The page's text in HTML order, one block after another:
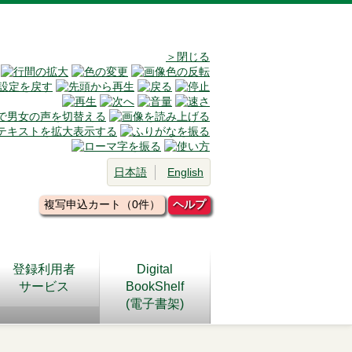
＞閉じる
日本語 English
複写申込カート（0件） ヘルプ
登録利用者
サービス
Digital
BookShelf
(電子書架)